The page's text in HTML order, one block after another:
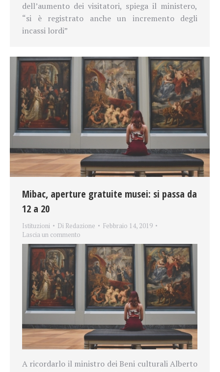
dell’aumento dei visitatori, spiega il ministero,
“si è registrato anche un incremento degli
incassi lordi”
Mibac, aperture gratuite musei: si passa da
12 a 20
Istituzioni Di Redazione
Febbraio 14, 2019
Lascia un commento
A ricordarlo il ministro dei Beni culturali Alberto